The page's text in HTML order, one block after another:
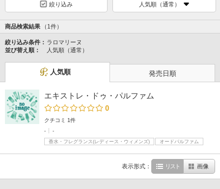
絞り込み 人気順（通常）
商品検索結果 （1件）
絞り込み条件： ラロマリーヌ
並び替え順：
人気順（通常）
人気順 発売日順
エキストレ・ドゥ・パルファム
0
クチコミ 1件
-
-
香水・フレグランス(レディース・ウィメンズ)
オードパルファム
表示形式： リスト 画像